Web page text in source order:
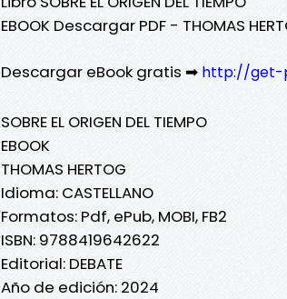
EBOOK Descargar PDF - THOMAS
Descargar eBook gratis ➡ http://get-
SOBRE EL ORIGEN DEL TIEMPO
EBOOK
THOMAS HERTOG
Idioma: CASTELLANO
Formatos: Pdf, ePub, MOBI, FB2
ISBN: 9788419642622
Editorial: DEBATE
Año de edición: 2024